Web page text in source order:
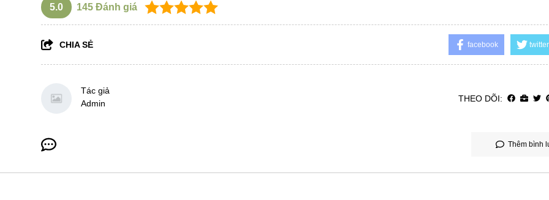
5.0 145 Đánh giá
CHIA SẺ facebook twitter
Tác giả
Admin
THEO DÕI:
Thêm bình